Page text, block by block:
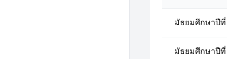
มัธยมศึกษาปีที่
มัธยมศึกษาปีที่